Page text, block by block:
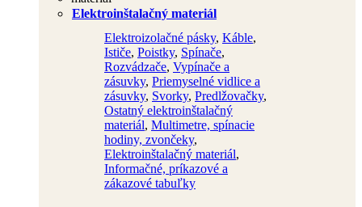
Elektroinštalačný materiál
Elektroizolačné pásky, Káble,
Ističe, Poistky, Spínače,
Rozvádzače, Vypínače a
zásuvky, Priemyselné vidlice a
zásuvky, Svorky, Predlžovačky,
Ostatný elektroinštalačný
materiál, Multimetre, spínacie
hodiny, zvončeky,
Elektroinštalačný materiál,
Informačné, príkazové a
zákazové tabuľky